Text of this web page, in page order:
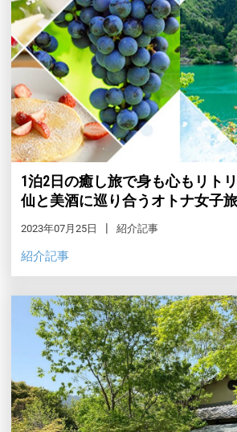
1泊2日の癒し旅で身も心もリト
仙と美酒に巡り合うオトナ女子旅
2023年07月25日 紹介記事
紹介記事